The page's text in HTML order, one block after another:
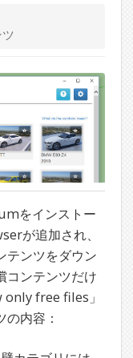
をインストー
が追加され、
テンツをダウン
コンテンツだけ
only free files」
内容：